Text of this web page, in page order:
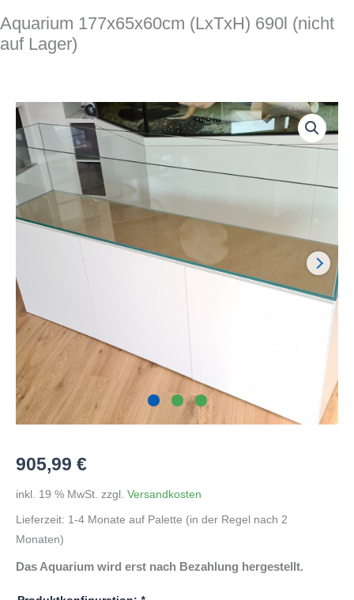
Aquarium 177x65x60cm (LxTxH) 690l (nicht
auf Lager)
905,99 €
inkl. 19 % MwSt. zzgl. Versandkosten
Lieferzeit: 1-4 Monate auf Palette (in der Regel nach 2
Monaten)
Das Aquarium wird erst nach Bezahlung hergestellt.